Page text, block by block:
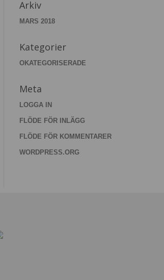
Arkiv
MARS 2018
Kategorier
OKATEGORISERADE
Meta
LOGGA IN
FLÖDE FÖR INLÄGG
FLÖDE FÖR KOMMENTARER
WORDPRESS.ORG